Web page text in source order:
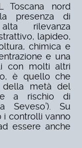
Toscana nord
presenza di
rilevanza
lapideo,
chimica e
e una
con molti altri
è quello che
della metà del
a rischio di
Seveso’). Su
i controlli vanno
essere anche